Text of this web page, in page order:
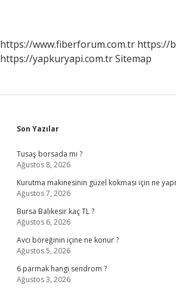
https://www.fiberforum.com.tr https://
https://yapkuryapi.com.trSitemap
Sidebar
Son Yazılar
Tusaş borsada mı ?
Ağustos 8, 2026
Kurutma makinesinin güzel kokması için ne
Ağustos 7, 2026
Bursa Balıkesir kaç TL ?
Ağustos 6, 2026
Avcı böreğinin içine ne konur ?
Ağustos 5, 2026
6 parmak hangi sendrom ?
Ağustos 3, 2026